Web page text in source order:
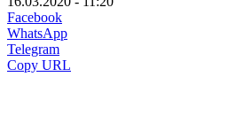
Facebook
WhatsApp
Telegram
Copy URL